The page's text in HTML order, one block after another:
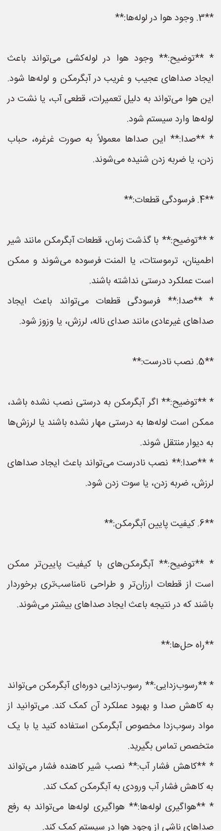
**3. وجود هوا در لوله‌ها:**
* **توضیح:** وجود هوا در لوله‌کشی می‌تواند باعث
ایجاد صداهای عجیب و غریب در آبگرمکن و لوله‌ها شود.
این هوا می‌تواند به دلیل تعمیرات، قطعی آب، یا نشت در
لوله‌ها وارد سیستم شود.
* **صدا:** این صداها معمولاً به صورت غرغره، حباب
زدن، یا ضربه زدن شنیده می‌شوند.
**4. فرسودگی قطعات:**
* **توضیح:** با گذشت زمان، قطعات آبگرمکن مانند شیر
اطمینان، ترموستات، یا المنت فرسوده می‌شوند و ممکن
است عملکرد درستی نداشته باشند.
* **صدا:** فرسودگی قطعات می‌تواند باعث ایجاد
صداهای غیرعادی مانند صدای ناله، لرزش، یا وزوز شود.
**5. نصب نادرست:**
* **توضیح:** اگر آبگرمکن به درستی نصب نشده باشد،
ممکن است لوله‌ها به درستی مهار نشده باشند یا لرزش‌ها
به دیوار منتقل شوند.
* **صدا:** نصب نادرست می‌تواند باعث ایجاد صداهای
لرزش، ضربه زدن، یا سوت زدن شود.
**6. کیفیت پایین آبگرمکن:**
* **توضیح:** آبگرمکن‌های با کیفیت پایین‌تر ممکن
است از قطعات ارزان‌تر و طراحی نامناسب‌تری برخوردار
باشند که در نتیجه باعث ایجاد صداهای بیشتر می‌شوند.
**راه حل‌ها:**
* **رسوب‌زدایی:** رسوب‌زدایی دوره‌ای آبگرمکن می‌تواند
به کاهش صدا و بهبود عملکرد آن کمک کند. می‌توانید از
مواد رسوب‌زدا مخصوص آبگرمکن استفاده کنید یا با یک
متخصص تماس بگیرید.
* **کاهش فشار آب:** نصب شیر کاهنده فشار می‌تواند
به کاهش فشار آب ورودی به آبگرمکن کمک کند.
* **هواگیری لوله‌ها:** هواگیری لوله‌ها می‌تواند به رفع
صداهای ناشی از وجود هوا در سیستم کمک کند.